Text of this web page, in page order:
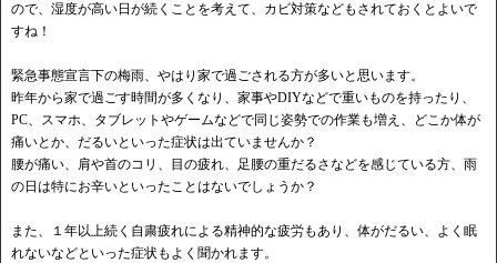
ので、湿度が高い日が続くことを考えて、カビ対策などもされておくとよいで
すね！
緊急事態宣言下の梅雨、やはり家で過ごされる方が多いと思います。
昨年から家で過ごす時間が多くなり、家事やDIYなどで重いものを持ったり、
PC、スマホ、タブレットやゲームなどで同じ姿勢での作業も増え、どこか体が
痛いとか、だるいといった症状は出ていませんか？
腰が痛い、肩や首のコリ、目の疲れ、足腰の重だるさなどを感じている方、雨
の日は特にお辛いといったことはないでしょうか？
また、１年以上続く自粛疲れによる精神的な疲労もあり、体がだるい、よく眠
れないなどといった症状もよく聞かれます。